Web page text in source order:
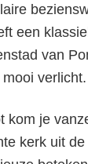
een
van
verlicht.
je
kerk uit